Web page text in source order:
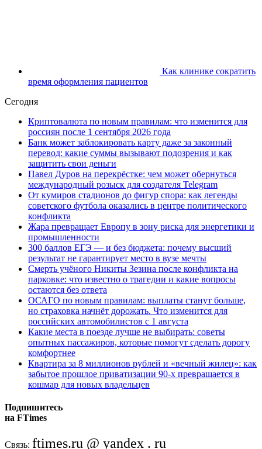
Как клинике сократить
время оформления пациентов
Сегодня
Криптовалюта по новым правилам: что изменится для
россиян после 1 сентября 2026 года
Банк может заблокировать карту даже за законный
перевод: какие суммы вызывают подозрения и как
защитить свои деньги
Павел Дуров на перекрёстке: чем может обернуться
международный розыск для создателя Telegram
От кумиров стадионов до фигур спора: как легенды
советского футбола оказались в центре политического
конфликта
Жара превращает Европу в зону риска для энергетики и
промышленности
300 баллов ЕГЭ — и без бюджета: почему высший
результат не гарантирует место в вузе мечты
Смерть учёного Никиты Зезина после конфликта на
парковке: что известно о трагедии и какие вопросы
остаются без ответа
ОСАГО по новым правилам: выплаты станут больше,
но страховка начнёт дорожать. Что изменится для
российских автомобилистов с 1 августа
Какие места в поезде лучше не выбирать: советы
опытных пассажиров, которые помогут сделать дорогу
комфортнее
Квартира за 8 миллионов рублей и «вечный жилец»: как
забытое прошлое приватизации 90-х превращается в
кошмар для новых владельцев
Подпишитесь
на FTimes
Связь: ftimes.ru @ yandex . ru